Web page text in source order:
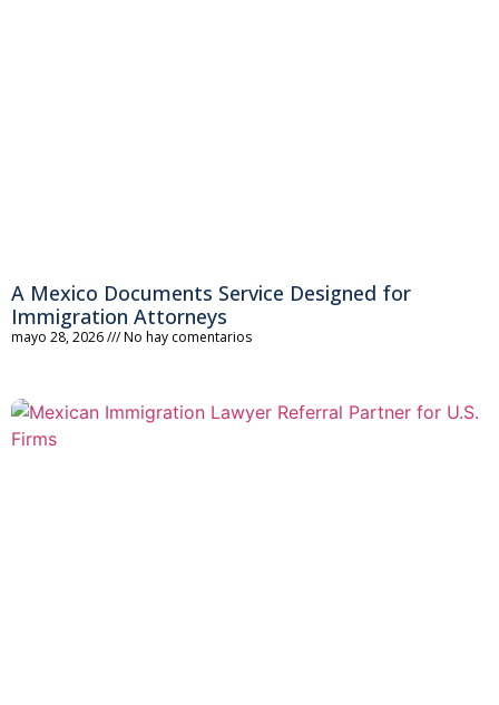
A Mexico Documents Service Designed for
Immigration Attorneys
mayo 28, 2026 No hay comentarios